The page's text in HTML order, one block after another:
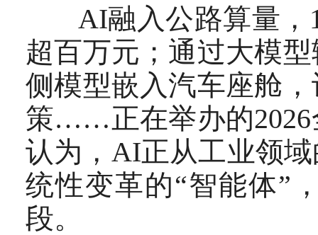
AI融入公路算量，
超百万元；通过大模
侧模型嵌入汽车座舱
策……正在举办的2026
认为，AI正从工业领
统性变革的“智能体”
段。